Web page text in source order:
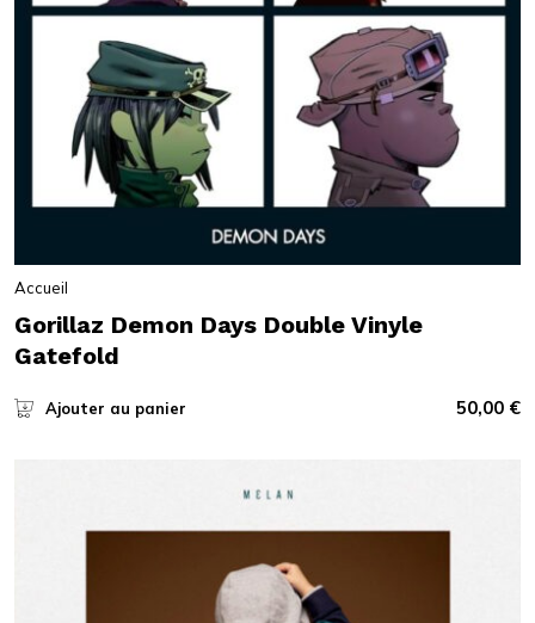
Accueil
Gorillaz Demon Days Double Vinyle
Gatefold
Ajouter au panier 50,00 €